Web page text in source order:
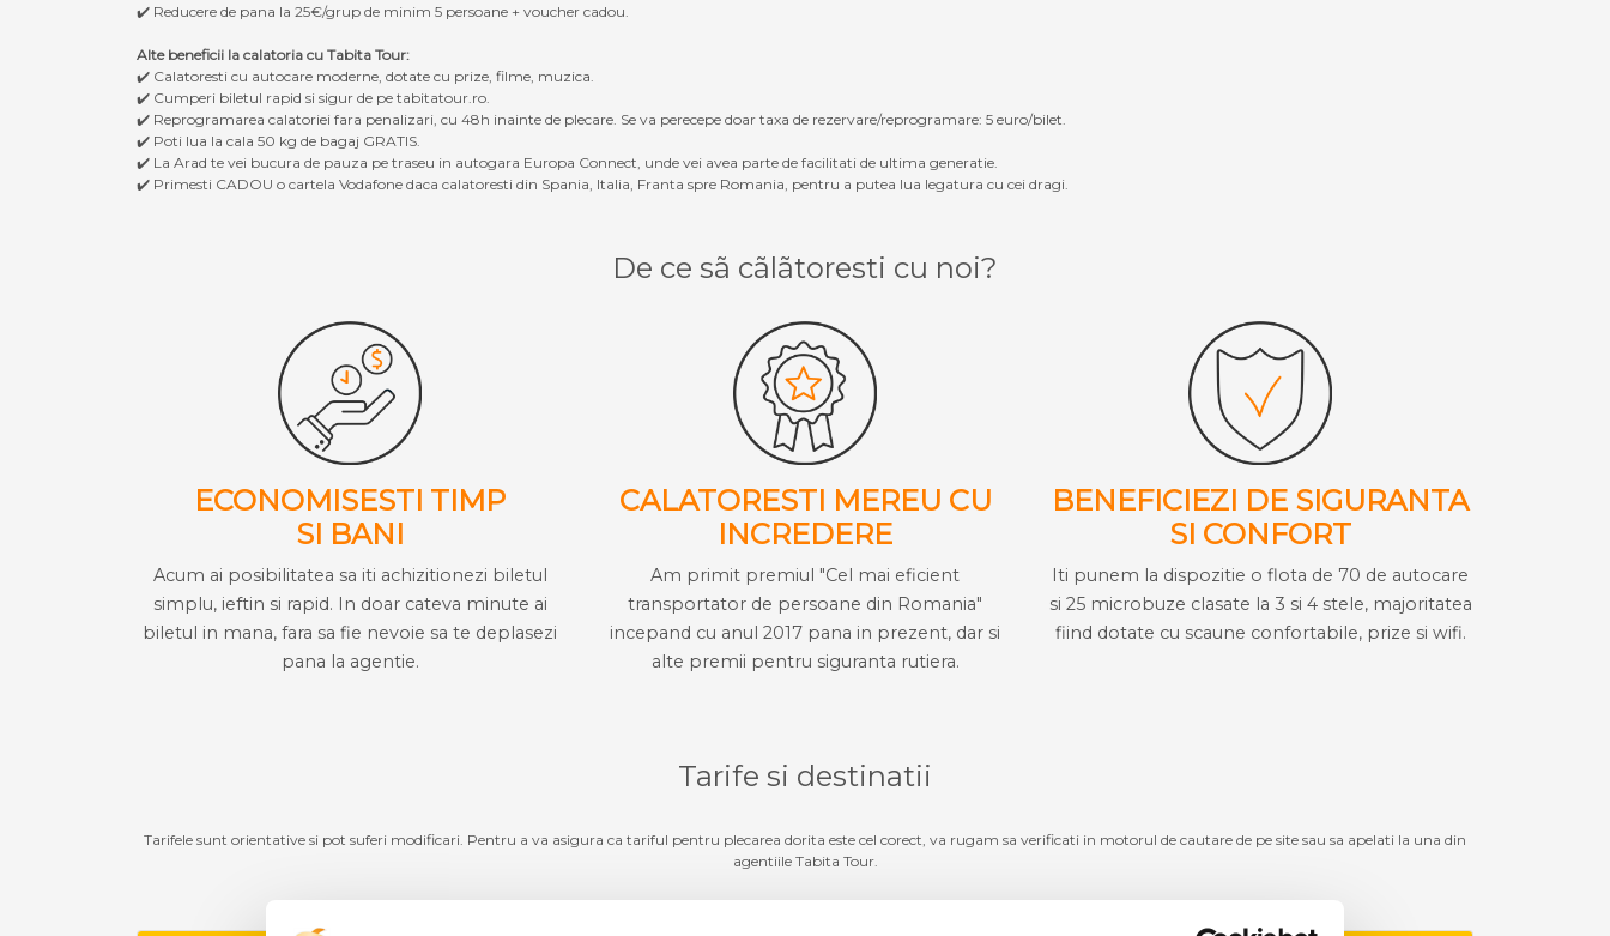
✔️ Reducere de pana la 25€/grup de minim 5 persoane + voucher cadou.
Alte beneficii la calatoria cu Tabita Tour:
✔️ Calatoresti cu autocare moderne, dotate cu prize, filme, muzica.
✔️ Cumperi biletul rapid si sigur de pe tabitatour.ro.
✔️ Reprogramarea calatoriei fara penalizari, cu 48h inainte de plecare. Se va perecepe doar taxa de rezervare/reprogramare: 5 euro/bilet.
✔️ Poti lua la cala 50 kg de bagaj GRATIS.
✔️ La Arad te vei bucura de pauza pe traseu in autogara Europa Connect, unde vei avea parte de facilitati de ultima generatie.
✔️ Primesti CADOU o cartela Vodafone daca calatoresti din Spania, Italia, Franta spre Romania, pentru a putea lua legatura cu cei dragi.
De ce sã cãlãtoresti cu noi?
ECONOMISESTI TIMP
SI BANI
Acum ai posibilitatea sa iti achizitionezi biletul
simplu, ieftin si rapid. In doar cateva minute ai
biletul in mana, fara sa fie nevoie sa te deplasezi
pana la agentie.
CALATORESTI MEREU CU
INCREDERE
Am primit premiul "Cel mai eficient
transportator de persoane din Romania"
incepand cu anul 2017 pana in prezent, dar si
alte premii pentru siguranta rutiera.
BENEFICIEZI DE SIGURANTA
SI CONFORT
Iti punem la dispozitie o flota de 70 de autocare
si 25 microbuze clasate la 3 si 4 stele, majoritatea
fiind dotate cu scaune confortabile, prize si wifi.
Tarife si destinatii
Tarifele sunt orientative si pot suferi modificari. Pentru a va asigura ca tariful pentru plecarea dorita este cel corect, va rugam sa verificati in motorul de cautare de pe site sau sa apelati la una din
agentiile Tabita Tour.